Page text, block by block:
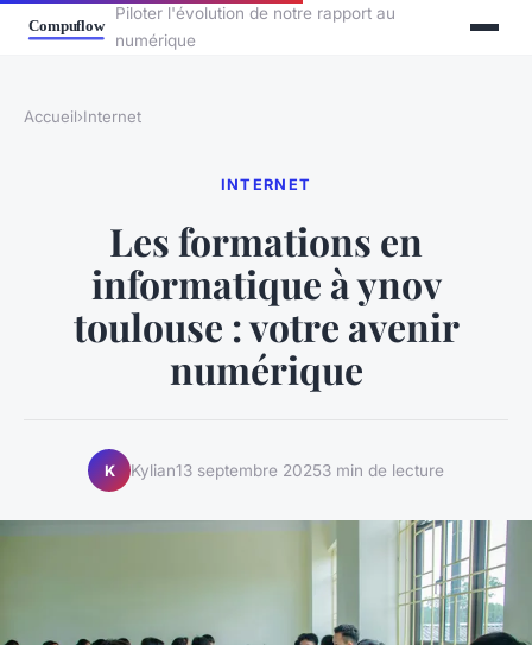
Piloter l'évolution de notre rapport au
numérique
Accueil›Internet
INTERNET
Les formations en
informatique à ynov
toulouse : votre avenir
numérique
K Kylian13 septembre 20253 min de lecture